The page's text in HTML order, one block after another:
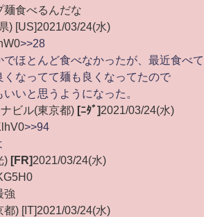
麺食べるんだな
) [US]2021/03/24(水)
>>28
ほとんど食べなかったが、最近食べて
くなってて麺も良くなってたので
いと思うようになった。
ビル(東京都) [ﾆﾀﾞ]2021/03/24(水)
>>94
) [FR]2021/03/24(水)
強
) [IT]2021/03/24(水)